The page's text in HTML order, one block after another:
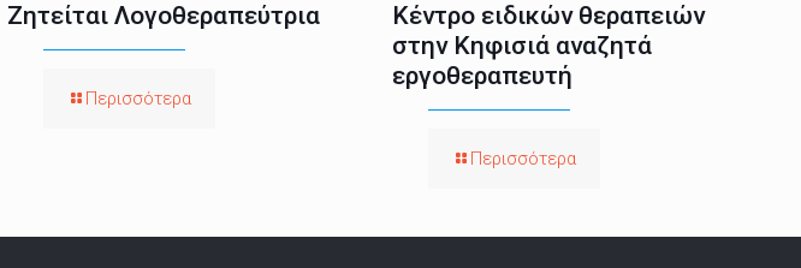
Ζητείται Λογοθεραπεύτρια
Περισσότερα
Κέντρο ειδικών θεραπειών
στην Κηφισιά αναζητά
εργοθεραπευτή
Περισσότερα